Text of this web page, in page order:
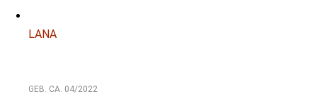
LANA
GEB. CA. 04/2022